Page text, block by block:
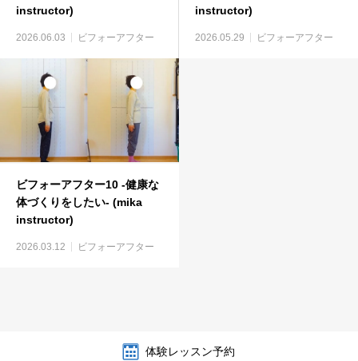
instructor)
2026.06.03 ビフォーアフター
instructor)
2026.05.29 ビフォーアフター
ビフォーアフター10 -健康な
体づくりをしたい- (mika
instructor)
2026.03.12 ビフォーアフター
体験レッスン予約